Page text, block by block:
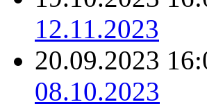
12.11.2023
20.09.2023
08.10.2023